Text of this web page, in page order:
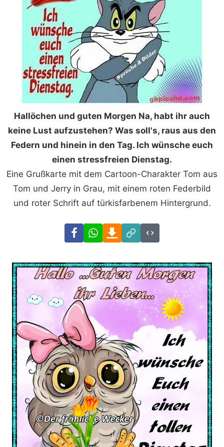
Hallöchen und guten Morgen Na, habt ihr auch
keine Lust aufzustehen? Was soll's, raus aus den
Federn und hinein in den Tag. Ich wünsche euch
einen stressfreien Dienstag.
Eine Grußkarte mit dem Cartoon-Charakter Tom aus
Tom und Jerry in Grau, mit einem roten Federbild
und roter Schrift auf türkisfarbenem Hintergrund.
FacebookWhatsAppDownload
Link
Code